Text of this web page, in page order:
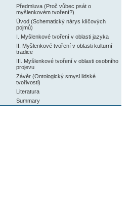
Předmluva (Proč vůbec psát o
myšlenkovém tvoření?)
Úvod (Schematický nárys klíčových
pojmů)
I. Myšlenkové tvoření v oblasti jazyka
II. Myšlenkové tvoření v oblasti kulturní
tradice
III. Myšlenkové tvoření v oblasti osobního
projevu
Závěr (Ontologický smysl lidské
tvořivosti)
Literatura
Summary